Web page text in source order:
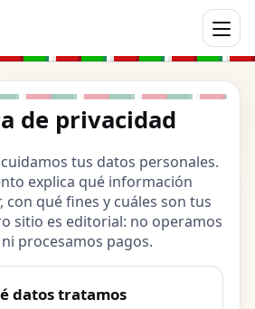
de privacidad
tus datos personales.
explica qué información
con qué fines y cuáles son tus
sitio es editorial: no operamos
procesamos pagos.
datos tratamos